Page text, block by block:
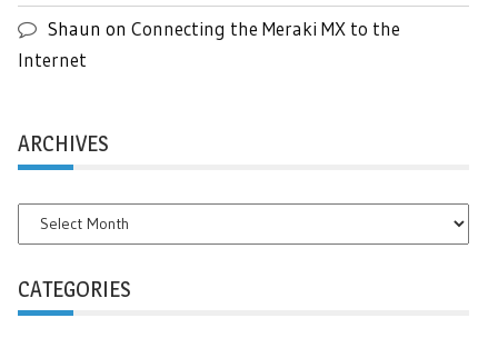
Shaun on Connecting the Meraki MX to the
Internet
ARCHIVES
Archives
CATEGORIES